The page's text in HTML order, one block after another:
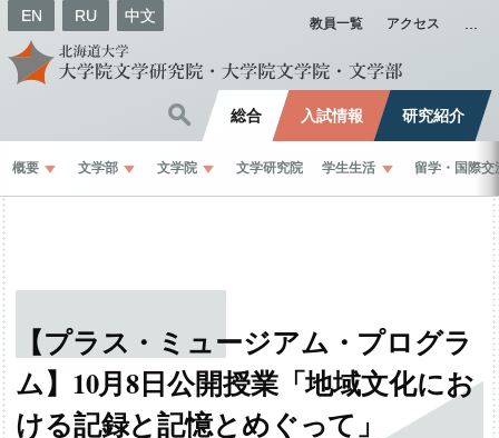
EN RU 中文 教員一覧 アクセス
総合 入試情報 研究紹介
概要 文学部 文学院 文学研究院 学生生活 留学 ・ 国際交
【プラス ・ ミュージアム ・ プログラ
ム】 10月8日公開授業「地域文化にお
ける記録と記憶とめぐって」